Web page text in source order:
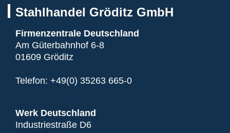
Stahlhandel Gröditz GmbH
Firmenzentrale Deutschland
Am Güterbahnhof 6-8
01609 Gröditz
Telefon: +49(0) 35263 665-0
Werk Deutschland
Industriestraße D6